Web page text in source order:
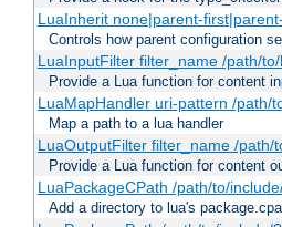
LuaInherit none|parent-
Controls how parent configuration
LuaInputFilter filter_name /path/
Provide a Lua function for content
LuaMapHandler uri-pattern /path/
Map a path to a lua handler
LuaOutputFilter filter_name /path/
Provide a Lua function for content
LuaPackageCPath /path/to/
Add a directory to lua's